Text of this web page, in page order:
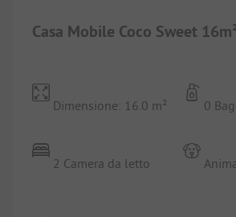
Casa Mobile Coco Sweet
Dimensione: 16.0 m²
2 Camera da letto
0